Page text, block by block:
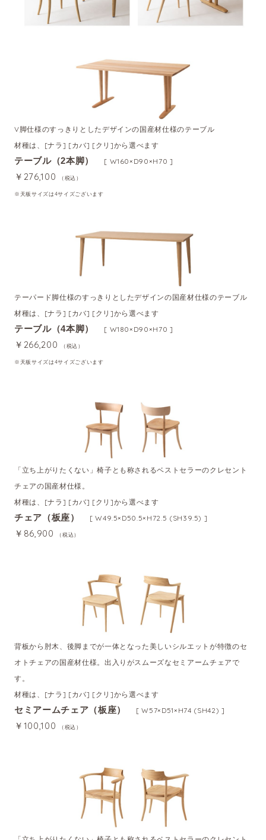
V脚仕様のすっきりとしたデザインの国産材仕様のテーブル
材種は、[ナラ] [カバ] [クリ]から選べます
テーブル（2本脚） [ W160×D90×H70 ]
￥276,100 （税込）
※天板サイズは4サイズございます
テーパード脚仕様のすっきりとしたデザインの国産材仕様のテーブル
材種は、[ナラ] [カバ] [クリ]から選べます
テーブル（4本脚） [ W180×D90×H70 ]
￥266,200 （税込）
※天板サイズは4サイズございます
「立ち上がりたくない」椅子とも称されるベストセラーのクレセント
チェアの国産材仕様。
材種は、[ナラ] [カバ] [クリ]から選べます
チェア（板座） [ W49.5×D50.5×H72.5 (SH39.5) ]
￥86,900 （税込）
背板から肘木、後脚までが一体となった美しいシルエットが特徴のセ
オトチェアの国産材仕様。出入りがスムーズなセミアームチェアで
す。
材種は、[ナラ] [カバ] [クリ]から選べます
セミアームチェア（板座） [ W57×D51×H74 (SH42) ]
￥100,100 （税込）